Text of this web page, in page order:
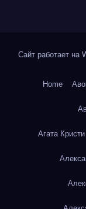
Сайт работает на
Home
Агата